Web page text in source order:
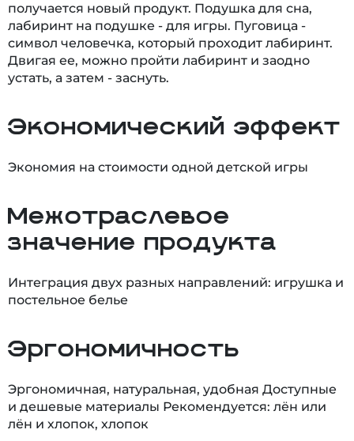
получается новый продукт. Подушка для сна,
лабиринт на подушке - для игры. Пуговица -
символ человечка, который проходит лабиринт.
Двигая ее, можно пройти лабиринт и заодно
устать, а затем - заснуть.
Экономический эффект
Экономия на стоимости одной детской игры
Межотраслевое
значение продукта
Интеграция двух разных направлений: игрушка и
постельное белье
Эргономичность
Эргономичная, натуральная, удобная Доступные
и дешевые материалы Рекомендуется: лён или
лён и хлопок, хлопок